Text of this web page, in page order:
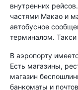
внутренних
частями Макао и
автобусное
терминалом.
В аэропорту
Есть магазины,
магазин
банкоматы и